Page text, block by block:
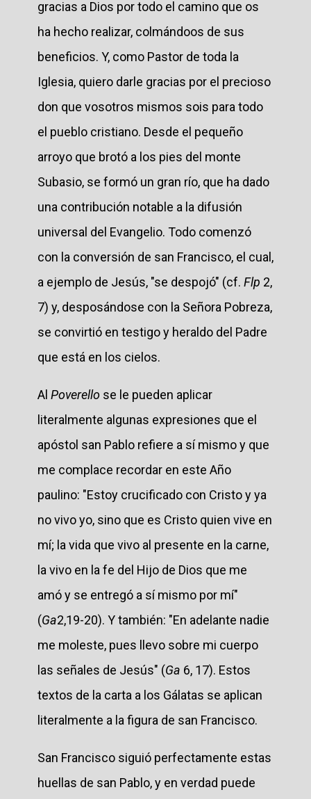
gracias a Dios por todo el camino que os
ha hecho realizar, colmándoos de sus
beneficios. Y, como Pastor de toda la
Iglesia, quiero darle gracias por el precioso
don que vosotros mismos sois para todo
el pueblo cristiano. Desde el pequeño
arroyo que brotó a los pies del monte
Subasio, se formó un gran río, que ha dado
una contribución notable a la difusión
universal del Evangelio. Todo comenzó
con la conversión de san Francisco, el cual,
a ejemplo de Jesús, "se despojó" (cf. Flp 2,
7) y, desposándose con la Señora Pobreza,
se convirtió en testigo y heraldo del Padre
que está en los cielos.
Al Poverello se le pueden aplicar
literalmente algunas expresiones que el
apóstol san Pablo refiere a sí mismo y que
me complace recordar en este Año
paulino: "Estoy crucificado con Cristo y ya
no vivo yo, sino que es Cristo quien vive en
mí; la vida que vivo al presente en la carne,
la vivo en la fe del Hijo de Dios que me
amó y se entregó a sí mismo por mí"
(Ga2,19-20). Y también: "En adelante nadie
me moleste, pues llevo sobre mi cuerpo
las señales de Jesús" (Ga 6, 17). Estos
textos de la carta a los Gálatas se aplican
literalmente a la figura de san Francisco.
San Francisco siguió perfectamente estas
huellas de san Pablo, y en verdad puede